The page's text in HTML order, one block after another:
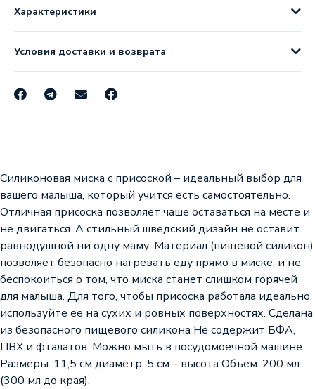
Характеристики
Условия доставки и возврата
Силиконовая миска с присоской – идеальный выбор для
вашего малыша, который учится есть самостоятельно.
Отличная присоска позволяет чаше оставаться на месте и
не двигаться. А стильный шведский дизайн не оставит
равнодушной ни одну маму. Материал (пищевой силикон)
позволяет безопасно нагревать еду прямо в миске, и не
беспокоиться о том, что миска станет слишком горячей
для малыша. Для того, чтобы присоска работала идеально,
используйте ее на сухих и ровных поверхностях. Сделана
из безопасного пищевого силикона Не содержит БФА,
ПВХ и фталатов. Можно мыть в посудомоечной машине
Размеры: 11,5 см диаметр, 5 см – высота Объем: 200 мл
(300 мл до края).